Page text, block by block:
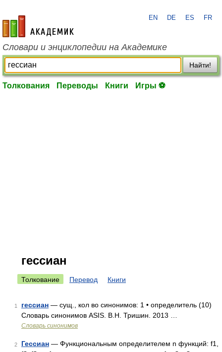
academic.ru
EN DE ES FR
Словари и энциклопедии на Академике
Найти!
Толкования Переводы Книги Игры ⚽
гессиан
Толкование Перевод Книги
1 гессиан — сущ., кол во синонимов: 1 • определитель (10)
Словарь синонимов ASIS. В.Н. Тришин. 2013 …
Словарь синонимов
2 Гессиан — Функциональным определителем n функций: f1,